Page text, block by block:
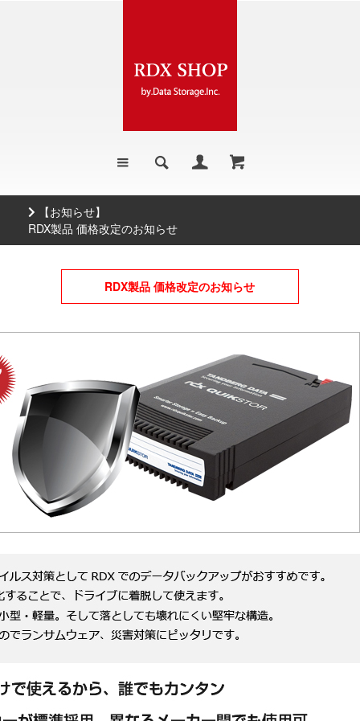
【お知らせ】
500GB 販売終了のお知らせ
RDX製品 価格改定のお知らせ